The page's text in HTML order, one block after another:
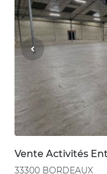
Vente Activités
33300 BORDEAUX